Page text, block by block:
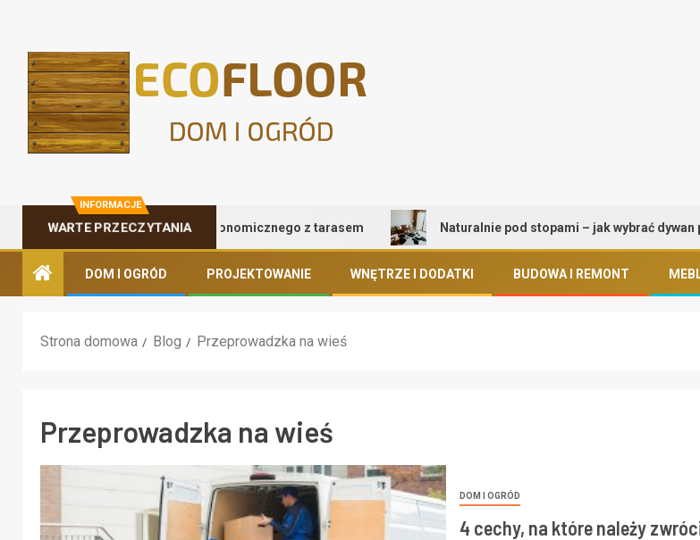
INFORMACJE
WARTE PRZECZYTANIA
Zalety kontenera gastronomicznego z tarasem Naturalnie pod stopami – jak wybrać dywan
DOM I OGRÓD PROJEKTOWANIE WNĘTRZE I DODATKI BUDOWA I REMONT
Strona domowa Blog Przeprowadzka na wieś
Przeprowadzka na wieś
DOM I OGRÓD
4 cechy, na które należy